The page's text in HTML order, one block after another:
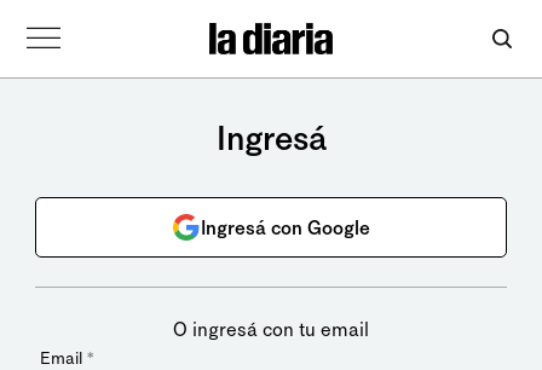
Ingresá
Ingresá con Google
O ingresá con tu email
Email *